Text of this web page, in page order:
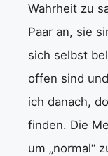
Wahrheit zu
Paar an, sie
sich selbst
offen sind
ich danach,
finden. Die
um „normal“